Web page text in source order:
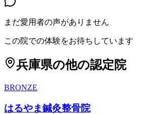
まだ愛用者の声がありません
この院での体験をお待ちしています
兵庫県の他の認定院
BRONZE
はるやま鍼灸整骨院